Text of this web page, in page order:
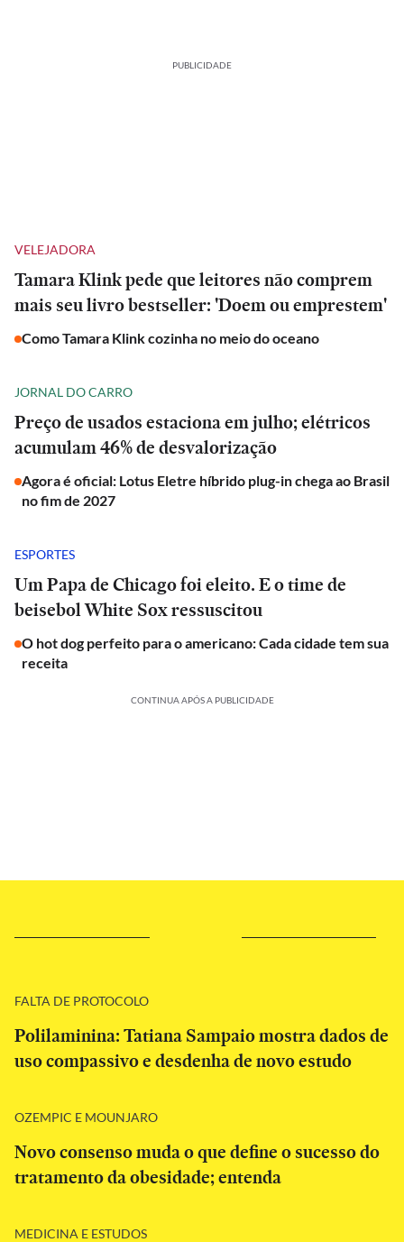
PUBLICIDADE
VELEJADORA
Tamara Klink pede que leitores não comprem
mais seu livro bestseller: 'Doem ou emprestem'
Como Tamara Klink cozinha no meio do oceano
JORNAL DO CARRO
Preço de usados estaciona em julho; elétricos
acumulam 46% de desvalorização
Agora é oficial: Lotus Eletre híbrido plug-in chega ao Brasil
no fim de 2027
ESPORTES
Um Papa de Chicago foi eleito. E o time de
beisebol White Sox ressuscitou
O hot dog perfeito para o americano: Cada cidade tem sua
receita
CONTINUA APÓS A PUBLICIDADE
FALTA DE PROTOCOLO
Polilaminina: Tatiana Sampaio mostra dados de
uso compassivo e desdenha de novo estudo
OZEMPIC E MOUNJARO
Novo consenso muda o que define o sucesso do
tratamento da obesidade; entenda
MEDICINA E ESTUDOS